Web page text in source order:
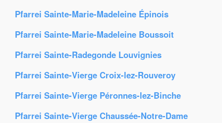
Pfarrei Sainte-Marie-Madeleine Épinois
Pfarrei Sainte-Marie-Madeleine Boussoit
Pfarrei Sainte-Radegonde Louvignies
Pfarrei Sainte-Vierge Croix-lez-Rouveroy
Pfarrei Sainte-Vierge Péronnes-lez-Binche
Pfarrei Sainte-Vierge Chaussée-Notre-Dame